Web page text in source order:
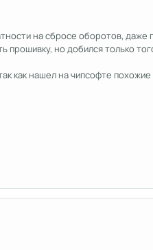
на сбросе оборотов,
прошивку, но добился только
как нашел на чипсофте